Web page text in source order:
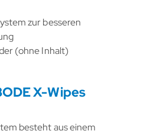
zur besseren
(ohne Inhalt)
X-Wipes
besteht aus einem